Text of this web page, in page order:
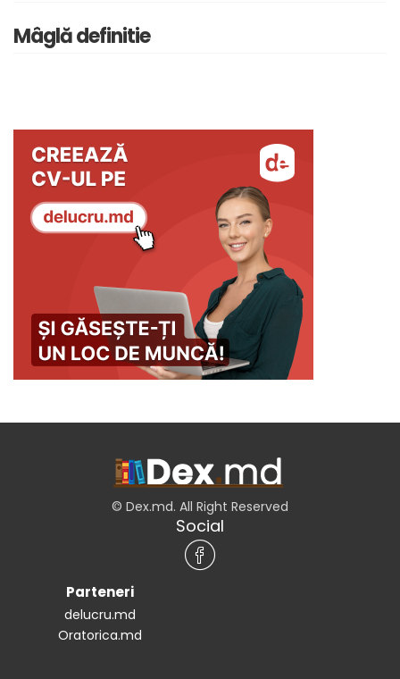
Mâglă definitie
© Dex.md. All Right Reserved
Social
Parteneri
delucru.md
Oratorica.md